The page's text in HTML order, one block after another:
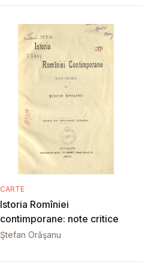
CARTE
Istoria Romîniei
contimporane: note critice
Ştefan Orăşanu